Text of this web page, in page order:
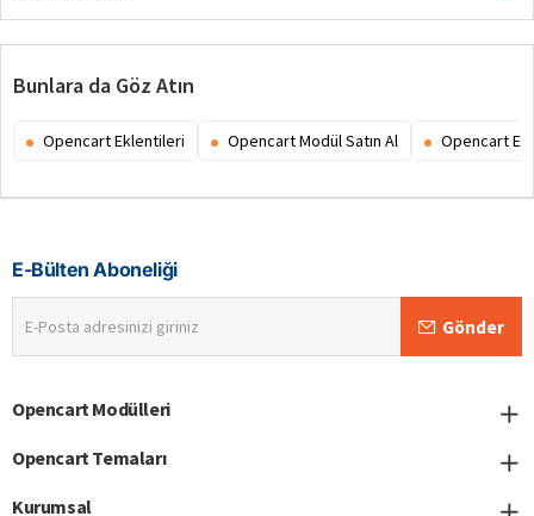
Bunlara da Göz Atın
Opencart Eklentileri Opencart Modül Satın Al Opencart
E-Bülten Aboneliği
Posta
adresinizi
Gönder
Opencart Modülleri
Opencart Temaları
Kurumsal